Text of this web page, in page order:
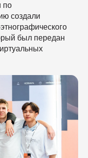
по
создали
был передан